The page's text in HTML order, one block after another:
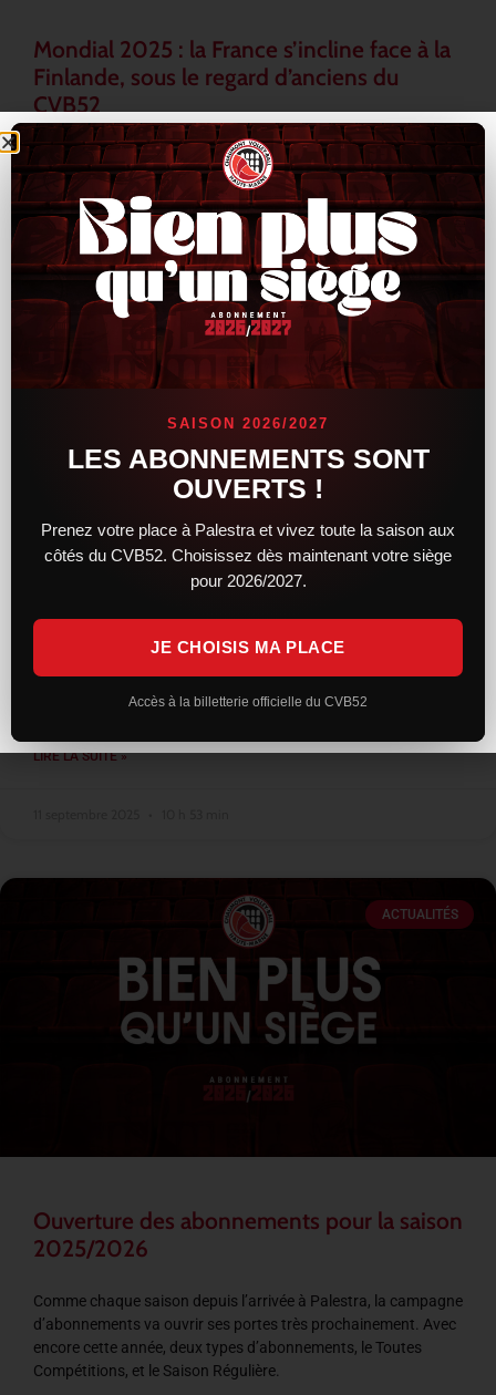
Mondial 2025 : la France s’incline face à la
Finlande, sous le regard d’anciens du
CVB52
L’Équipe de France a connu un revers inattendu lors du
Mondial 2025, en s’inclinant face à la Finlande au terme d’une
rencontre tendue et indécise. Les Bleus, pourtant armés de
LIRE LA SUITE »
16 septembre 2025 15 h 33 min
Les entraînements bientôt ouverts au
Alors que la reprise a lieu mi août pour les premiers arrivants
cette saison, comme à son habitude, le club n’a pas ouvert les
entraînements au public. Seuls quelques privilégiés
LIRE LA SUITE »
ACTUALITÉS
Ouverture des abonnements pour la saison
2025/2026
Comme chaque saison depuis l’arrivée à Palestra, la campagne
d’abonnements va ouvrir ses portes très prochainement. Avec
encore cette année, deux types d’abonnements, le Toutes
Compétitions, et le Saison Régulière.
SAISON 2026/2027
LES ABONNEMENTS SONT
OUVERTS !
Prenez votre place à Palestra et vivez toute la saison aux
côtés du CVB52. Choisissez dès maintenant votre siège
pour 2026/2027.
JE CHOISIS MA PLACE
Accès à la billetterie officielle du CVB52